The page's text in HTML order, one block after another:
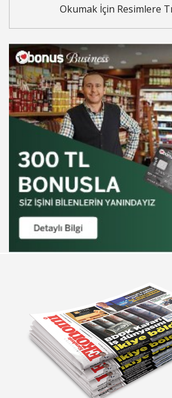
Okumak İçin Resimlere